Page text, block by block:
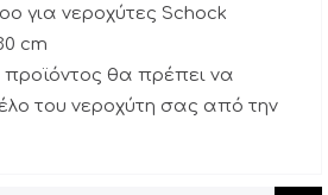
για νεροχύτες Schock
cm
προϊόντος θα πρέπει να
του νεροχύτη σας από την